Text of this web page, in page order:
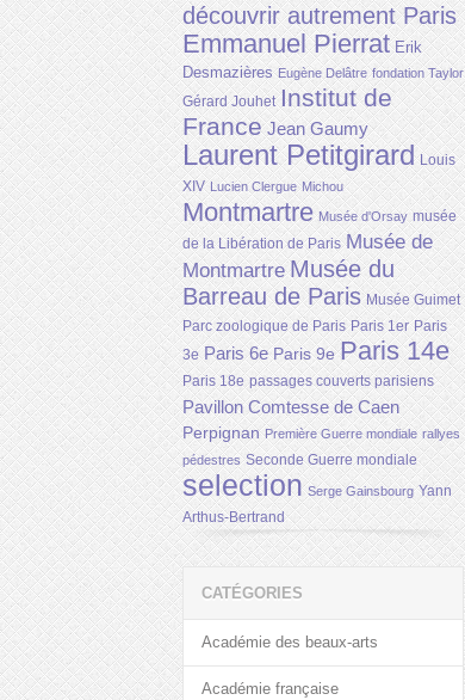
découvrir autrement Paris
Emmanuel Pierrat Erik
Desmazières Eugène Delâtre fondation Taylor
Gérard Jouhet Institut de
France Jean Gaumy
Laurent Petitgirard Louis
XIV Lucien Clergue Michou
Montmartre Musée d'Orsay musée
de la Libération de Paris Musée de
Montmartre Musée du
Barreau de Paris Musée Guimet
Parc zoologique de Paris Paris 1er Paris
3e Paris 6e Paris 9e Paris 14e
Paris 18e passages couverts parisiens
Pavillon Comtesse de Caen
Perpignan Première Guerre mondiale rallyes
pédestres Seconde Guerre mondiale
selection Serge Gainsbourg Yann
Arthus-Bertrand
CATÉGORIES
Académie des beaux-arts
Académie française